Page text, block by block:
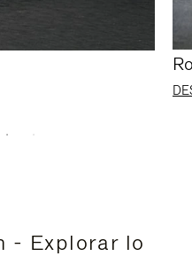
- Explorar lo